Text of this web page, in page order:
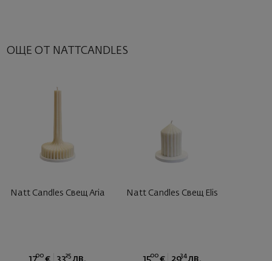
ОЩЕ ОТ NATTCANDLES
Natt Candles Свещ Aria
1700 € 3325 лв.
Natt Candles Свещ Elis
1500 € 2934 лв.